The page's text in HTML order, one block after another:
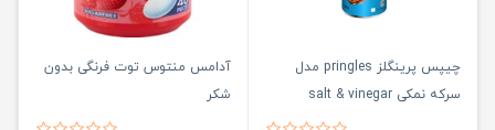
چیپس پرینگلز pringles مدل
سرکه نمکی salt & vinegar
آدامس منتوس توت فرنگی بدون
شکر